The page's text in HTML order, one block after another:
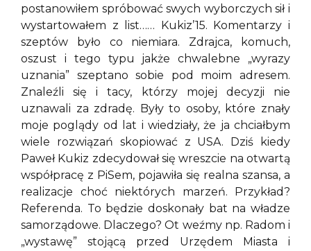
postanowiłem spróbować swych wyborczych sił i
wystartowałem z list…… Kukiz’15. Komentarzy i
szeptów było co niemiara. Zdrajca, komuch,
oszust i tego typu jakże chwalebne „wyrazy
uznania” szeptano sobie pod moim adresem.
Znaleźli się i tacy, którzy mojej decyzji nie
uznawali za zdradę. Były to osoby, które znały
moje poglądy od lat i wiedziały, że ja chciałbym
wiele rozwiązań skopiować z USA. Dziś kiedy
Paweł Kukiz zdecydował się wreszcie na otwartą
współpracę z PiSem, pojawiła się realna szansa, a
realizacje choć niektórych marzeń. Przykład?
Referenda. To będzie doskonały bat na władze
samorządowe. Dlaczego? Ot weźmy np. Radom i
„wystawę” stojącą przed Urzędem Miasta i